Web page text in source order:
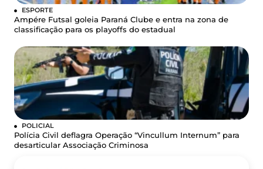
ESPORTE
Ampére Futsal goleia Paraná Clube e entra na zona de
classificação para os playoffs do estadual
POLICIAL
Polícia Civil deflagra Operação “Vincullum Internum” para
desarticular Associação Criminosa